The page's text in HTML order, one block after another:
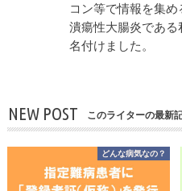
コン等で情報を集
潰瘍性大腸炎であ
名付けました。
NEW POST このライターの最新
どんな病気なの？